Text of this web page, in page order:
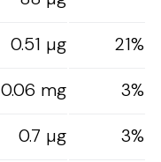
0.51 µg
21%
0.06 mg
3%
0.7 µg
3%